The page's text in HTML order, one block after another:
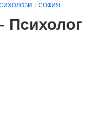
СОФИЯ
Психолог